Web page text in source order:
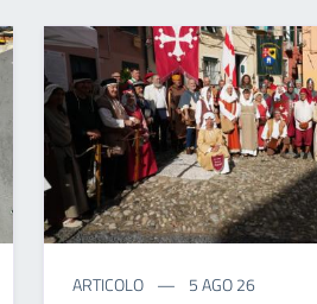
ARTICOLO 5 AGO 26